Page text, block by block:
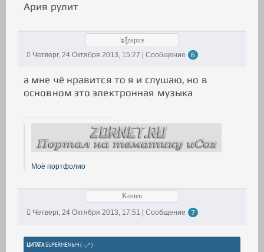
Ария рулит
๖ۣۜInspire
Четверг, 24 Октября 2013, 15:27 | Сообщение
6
а мне чё нравится то я и слушаю, но в
основном это электронная музыка
Моё портфолио
Kosten
Четверг, 24 Октября 2013, 17:51 | Сообщение
7
ЦИТАТАSUPERMENЫЧ( )